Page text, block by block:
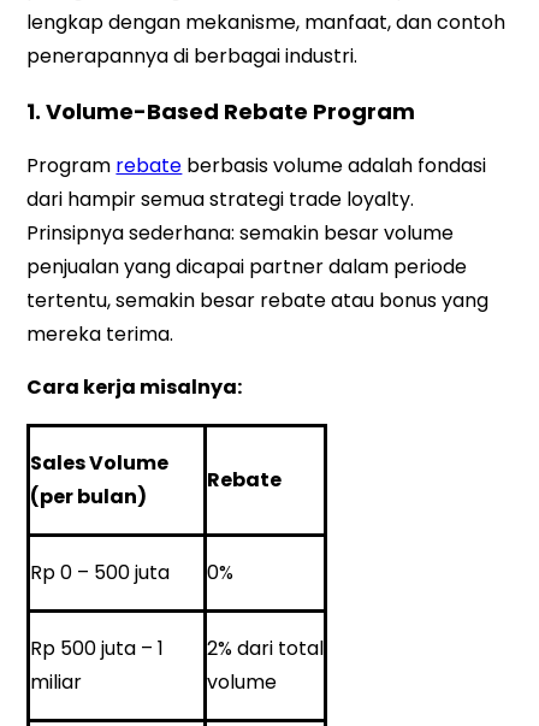
lengkap dengan mekanisme, manfaat, dan contoh
penerapannya di berbagai industri.
1. Volume-Based Rebate Program
Program rebate berbasis volume adalah fondasi
dari hampir semua strategi trade loyalty.
Prinsipnya sederhana: semakin besar volume
penjualan yang dicapai partner dalam periode
tertentu, semakin besar rebate atau bonus yang
mereka terima.
Cara kerja misalnya:
Sales Volume
(per bulan)
Rebate
Rp 0 – 500 juta 0%
Rp 500 juta – 1
miliar
2% dari total
volume